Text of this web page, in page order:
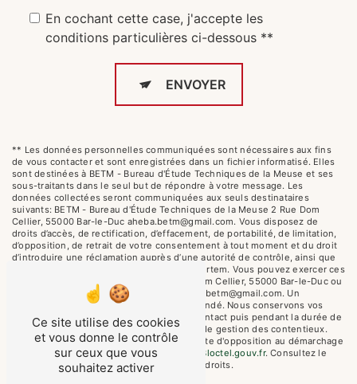
En cochant cette case, j'accepte les
conditions particulières ci-dessous **
ENVOYER
** Les données personnelles communiquées sont nécessaires aux fins
de vous contacter et sont enregistrées dans un fichier informatisé. Elles
sont destinées à BETM - Bureau d'Étude Techniques de la Meuse et ses
sous-traitants dans le seul but de répondre à votre message. Les
données collectées seront communiquées aux seuls destinataires
suivants: BETM - Bureau d'Étude Techniques de la Meuse 2 Rue Dom
Cellier, 55000 Bar-le-Duc aheba.betm@gmail.com. Vous disposez de
droits d’accès, de rectification, d’effacement, de portabilité, de limitation,
d’opposition, de retrait de votre consentement à tout moment et du droit
d’introduire une réclamation auprès d’une autorité de contrôle, ainsi que
d’organiser le sort de vos données post-mortem. Vous pouvez exercer ces
droits par voie postale à l'adresse 2 Rue Dom Cellier, 55000 Bar-le-Duc ou
par courrier électronique à l'adresse aheba.betm@gmail.com. Un
justificatif d'identité pourra vous être demandé. Nous conservons vos
données pendant la période de prise de contact puis pendant la durée de
prescription légale aux fins probatoires et de gestion des contentieux.
Vous avez le droit de vous inscrire sur la liste d'opposition au démarchage
téléphonique, disponible à cette adresse:
Bloctel.gouv.fr. Consultez le
site cnil.fr pour plus d’informations sur vos droits.
Ce site utilise des cookies
et vous donne le contrôle
sur ceux que vous
souhaitez activer